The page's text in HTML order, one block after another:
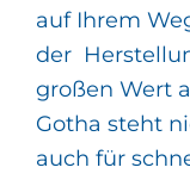
auf Ihrem
der
großen Wert
Gotha steht
auch für